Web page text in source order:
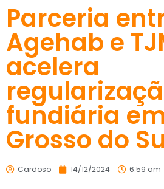
Parceria
Agehab e
acelera
fundiária
Grosso do
Cardoso 14/12/2024 6:59 am